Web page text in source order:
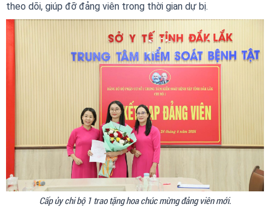
theo dõi, giúp đỡ đảng viên trong thời gian dự bị.
Cấp ủy chi bộ 1 trao tặng hoa chúc mừng đảng viên mới.